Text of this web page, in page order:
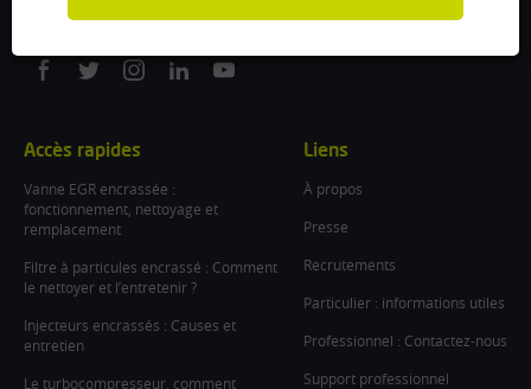
info@flexfuel-company.com
On
On
On
On
On
Accès rapides
Vanne EGR encrassée :
fonctionnement, nettoyage et
remplacement
Filtre à particules encrassé : Comment
le nettoyer et l’entretenir ?
Injecteurs encrassés : Causes et
entretien
Le turbocompresseur, comment
Liens
À propos
Presse
Recrutements
Particulier : informations utiles
Professionnel : Contactez-nous
Support professionnel